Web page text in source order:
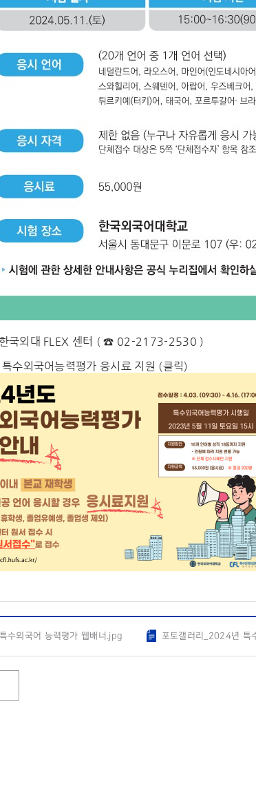
국외대 FLEX 센터 ( ☎ 02-2173-2530 )
수외국어능력평가 응시료 지원 (클릭)
수외국어 능력평가 웹배너.jpg 포토갤러리_2024년 특